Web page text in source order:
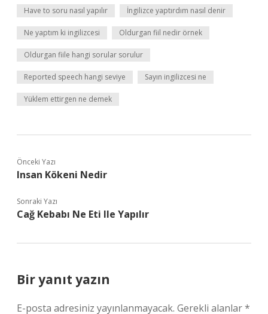
Have to soru nasıl yapılır İngilizce yaptırdım nasıl denir
Ne yaptım ki ingilizcesi Oldurgan fiil nedir örnek
Oldurgan fiile hangi sorular sorulur
Reported speech hangi seviye Sayın ingilizcesi ne
Yüklem ettirgen ne demek
Önceki Yazı
Insan Kökeni Nedir
Sonraki Yazı
Cağ Kebabı Ne Eti Ile Yapılır
Bir yanıt yazın
E-posta adresiniz yayınlanmayacak. Gerekli alanlar*